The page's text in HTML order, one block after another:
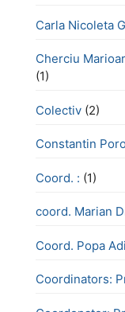
Carla Nicoleta
Cherciu
(1)
Colectiv (2)
Constantin
Coord. : (1)
coord. Marian
Coord. Popa
Coordinators: